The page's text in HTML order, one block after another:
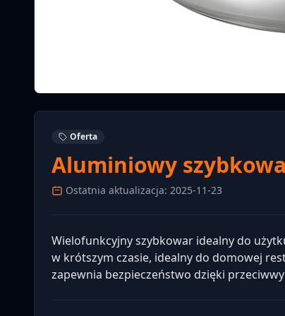
Oferta
Aluminiowy
Ostatnia aktualizacja: 2025-11-23
Wielofunkcyjny szybkowar idealny do
w krótszym czasie, idealny do domowej
zapewnia bezpieczeństwo dzięki